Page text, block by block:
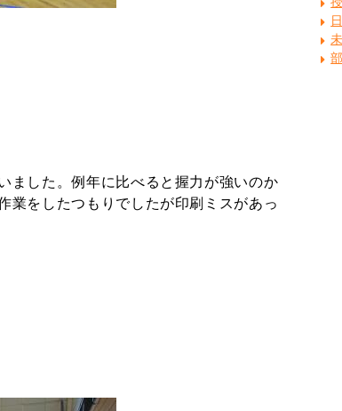
ました。例年に比べると握力が強いのか
業をしたつもりでしたが印刷ミスがあっ